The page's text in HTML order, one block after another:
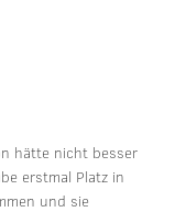
hätte nicht besser
erstmal Platz in
und sie